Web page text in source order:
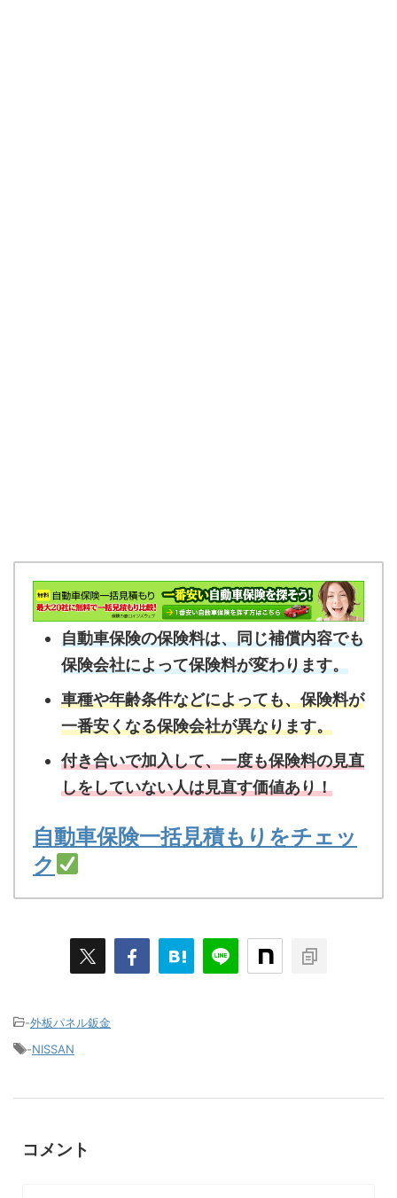
自動車保険の保険料は、同じ補償内容でも
保険会社によって保険料が変わります。
車種や年齢条件などによっても、保険料が
一番安くなる保険会社が異なります。
付き合いで加入して、一度も保険料の見直
しをしていない人は見直す価値あり！
自動車保険一括見積もりをチェッ
ク
-外板パネル鈑金
-NISSAN
コメント